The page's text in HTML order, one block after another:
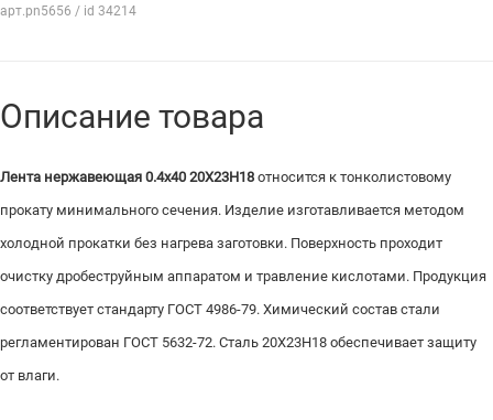
арт.pn5656 / id 34214
Описание товара
Лента нержавеющая 0.4х40 20Х23Н18 относится к тонколистовому
прокату минимального сечения. Изделие изготавливается методом
холодной прокатки без нагрева заготовки. Поверхность проходит
очистку дробеструйным аппаратом и травление кислотами. Продукция
соответствует стандарту ГОСТ 4986-79. Химический состав стали
регламентирован ГОСТ 5632-72. Сталь 20Х23Н18 обеспечивает защиту
от влаги.